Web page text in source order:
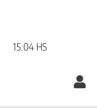
15:04 HS